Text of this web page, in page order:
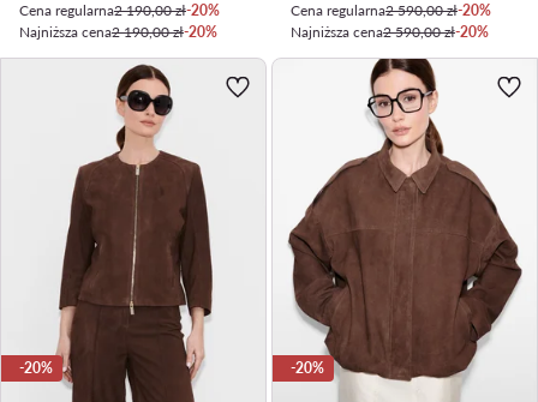
Cena regularna2 190,00 zł-20%
Najniższa cena2 190,00 zł-20%
Cena regularna2 590,00 zł-20%
Najniższa cena2 590,00 zł-20%
-20% -20%